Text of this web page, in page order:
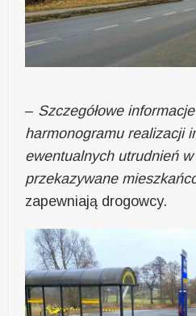
– Szczegółowe
harmonogramu realizacji
ewentualnych utrudnień
przekazywane
zapewniają drogowcy.